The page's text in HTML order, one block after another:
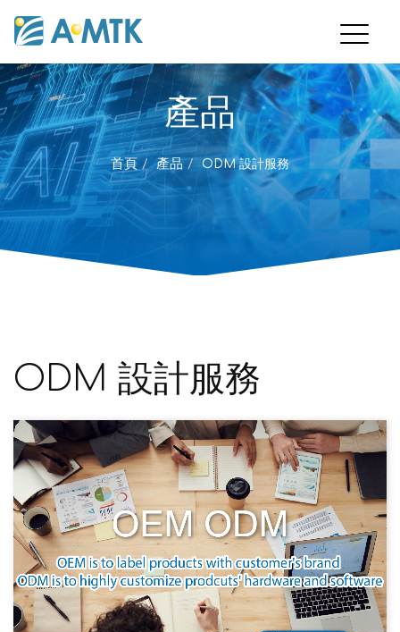
產品
首頁 產品 ODM 設計服務
ODM 設計服務